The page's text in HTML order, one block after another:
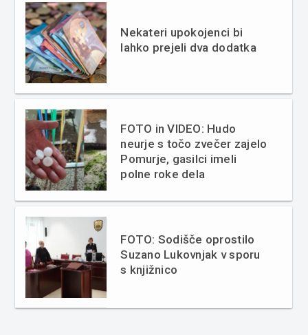
Nekateri upokojenci bi
lahko prejeli dva dodatka
FOTO in VIDEO: Hudo
neurje s točo zvečer zajelo
Pomurje, gasilci imeli
polne roke dela
FOTO: Sodišče oprostilo
Suzano Lukovnjak v sporu
s knjižnico